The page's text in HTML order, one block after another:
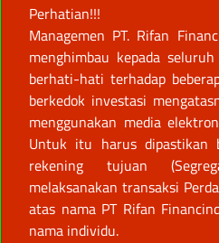
Perhatian!!!
Managemen PT. Rifan
menghimbau kepada
berhati-hati terhadap
berkedok investasi
menggunakan media
Untuk itu harus dipastikan
rekening tujuan
melaksanakan transaksi
atas nama PT Rifan
nama individu.